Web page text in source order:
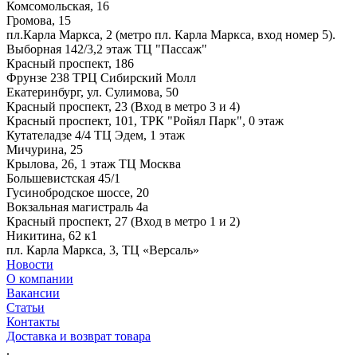
Комсомольская, 16
Громова, 15
пл.Карла Маркса, 2 (метро пл. Карла Маркса, вход номер 5).
Выборная 142/3,2 этаж ТЦ "Пассаж"
Красный проспект, 186
Фрунзе 238 ТРЦ Сибирский Молл
Екатеринбург, ул. Сулимова, 50
Красный проспект, 23 (Вход в метро 3 и 4)
Красный проспект, 101, ТРК "Ройял Парк", 0 этаж
Кутателадзе 4/4 ТЦ Эдем, 1 этаж
Мичурина, 25
Крылова, 26, 1 этаж ТЦ Москва
Большевистская 45/1
Гусинобродское шоссе, 20
Вокзальная магистраль 4а
Красный проспект, 27 (Вход в метро 1 и 2)
Никитина, 62 к1
пл. Карла Маркса, 3, ТЦ «Версаль»
Новости
О компании
Вакансии
Статьи
Контакты
Доставка и возврат товара
.